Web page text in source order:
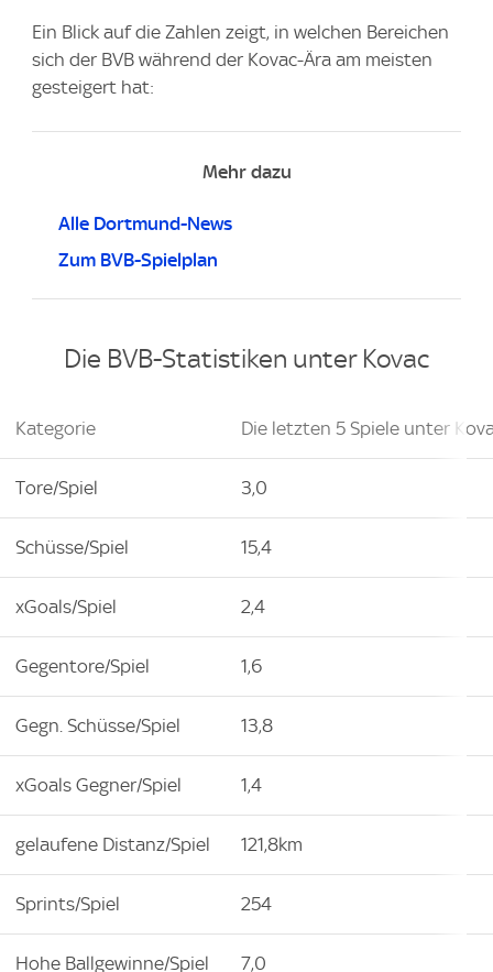
Ein Blick auf die Zahlen zeigt, in welchen Bereichen
sich der BVB während der Kovac-Ära am meisten
gesteigert hat:
Mehr dazu
Alle Dortmund-News
Zum BVB-Spielplan
Die BVB-Statistiken unter Kovac
Kategorie Die letzten 5 Spiele unter
Tore/Spiel 3,0
Schüsse/Spiel 15,4
xGoals/Spiel 2,4
Gegentore/Spiel 1,6
Gegn. Schüsse/Spiel 13,8
xGoals Gegner/Spiel 1,4
gelaufene Distanz/Spiel 121,8km
Sprints/Spiel 254
Hohe Ballgewinne/Spiel 7,0